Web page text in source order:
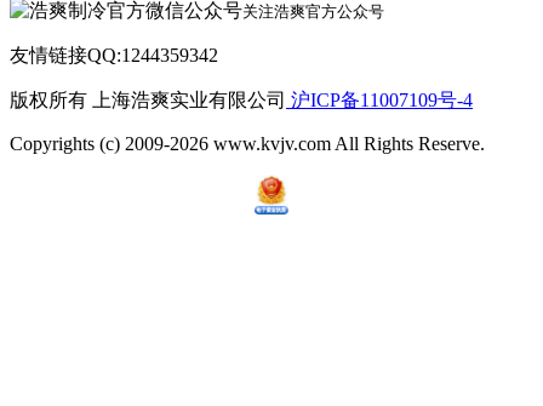
关注浩爽官方公众号
友情链接QQ:1244359342
版权所有 上海浩爽实业有限公司 沪ICP备11007109号-4
Copyrights (c) 2009-2026 www.kvjv.com All Rights Reserve.